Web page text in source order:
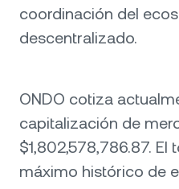
coordinación del
descentralizado.
ONDO cotiza
capitalización de
$1,802,578,786.87. El
máximo histórico de